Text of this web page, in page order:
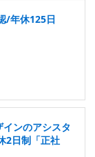
/年休125日
インのアシスタ
2日制「正社